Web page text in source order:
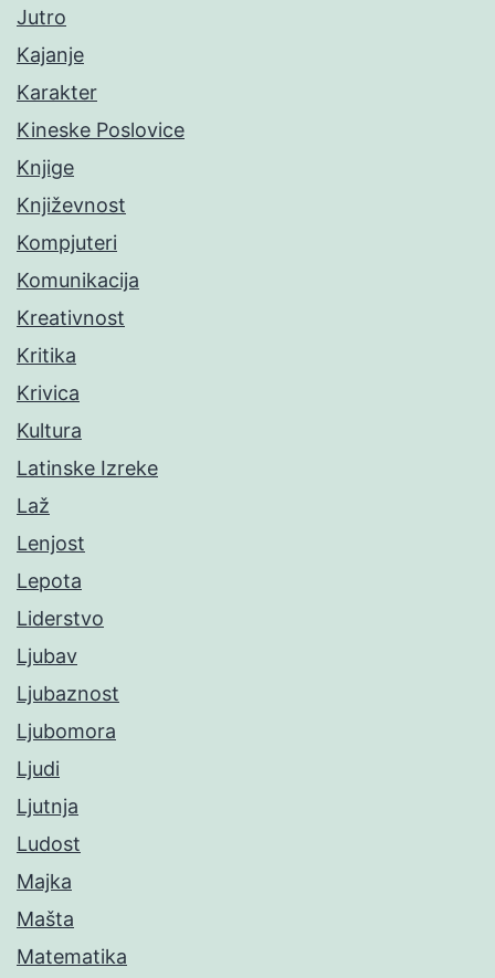
Jutro
Kajanje
Karakter
Kineske Poslovice
Knjige
Književnost
Kompjuteri
Komunikacija
Kreativnost
Kritika
Krivica
Kultura
Latinske Izreke
Laž
Lenjost
Lepota
Liderstvo
Ljubav
Ljubaznost
Ljubomora
Ljudi
Ljutnja
Ludost
Majka
Mašta
Matematika